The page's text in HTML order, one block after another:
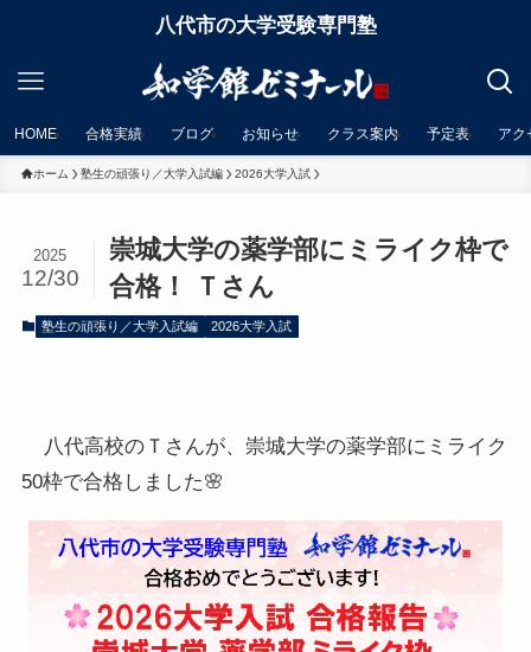
八代市の大学受験専門塾
HOME 合格実績 ブログ お知らせ クラス案内 予定表 アク
ホーム 塾生の頑張り／大学入試編 2026大学入試
崇城大学の薬学部にミライク枠で
合格！ Ｔさん
2025
12/30
塾生の頑張り／大学入試編 2026大学入試
八代高校のＴさんが、崇城大学の薬学部にミライク
50枠で合格しました🌸